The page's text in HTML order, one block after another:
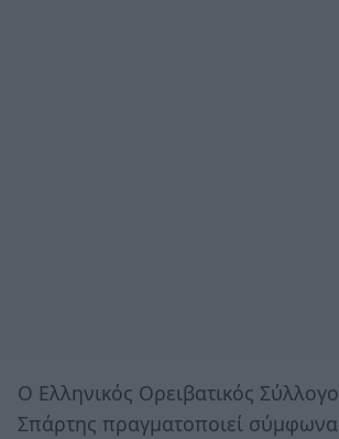
Ο Ελληνικός Ορειβατικός
Σπάρτης πραγματοποιεί